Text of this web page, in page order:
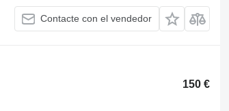
Contacte con el vendedor
150 €